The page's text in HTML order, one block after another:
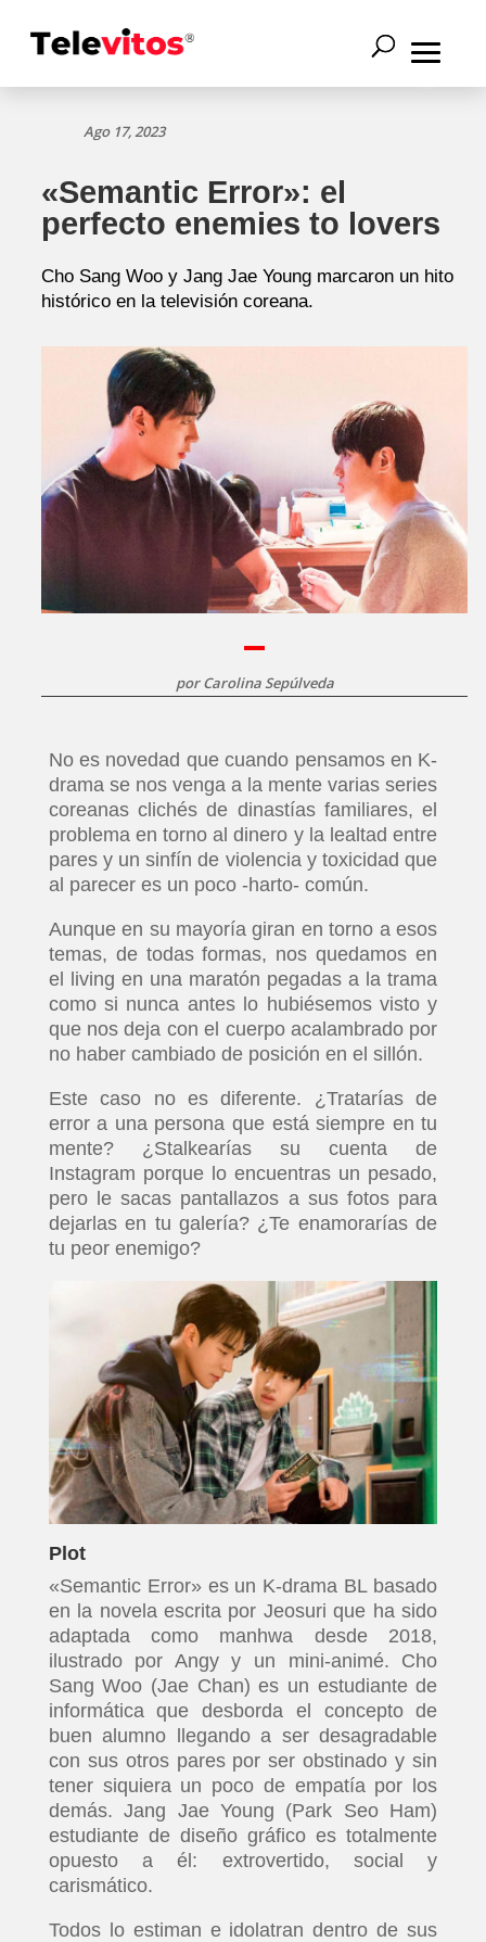
Ago 17, 2023
«Semantic Error»: el
perfecto enemies to lovers
Cho Sang Woo y Jang Jae Young marcaron un hito
histórico en la televisión coreana.
porCarolina Sepúlveda
No es novedad que cuando pensamos en K-
drama se nos venga a la mente varias series
coreanas clichés de dinastías familiares, el
problema en torno al dinero y la lealtad entre
pares y un sinfín de violencia y toxicidad que
al parecer es un poco -harto- común.
Aunque en su mayoría giran en torno a esos
temas, de todas formas, nos quedamos en
el living en una maratón pegadas a la trama
como si nunca antes lo hubiésemos visto y
que nos deja con el cuerpo acalambrado por
no haber cambiado de posición en el sillón.
Este caso no es diferente. ¿Tratarías de
error a una persona que está siempre en tu
mente? ¿Stalkearías su cuenta de
Instagram porque lo encuentras un pesado,
pero le sacas pantallazos a sus fotos para
dejarlas en tu galería? ¿Te enamorarías de
tu peor enemigo?
Plot
«Semantic Error» es un K-drama BL basado
en la novela escrita por Jeosuri que ha sido
adaptada como manhwa desde 2018,
ilustrado por Angy y un mini-animé. Cho
Sang Woo (Jae Chan) es un estudiante de
informática que desborda el concepto de
buen alumno llegando a ser desagradable
con sus otros pares por ser obstinado y sin
tener siquiera un poco de empatía por los
demás. Jang Jae Young (Park Seo Ham)
estudiante de diseño gráfico es totalmente
opuesto a él: extrovertido, social y
carismático.
Todos lo estiman e idolatran dentro de sus